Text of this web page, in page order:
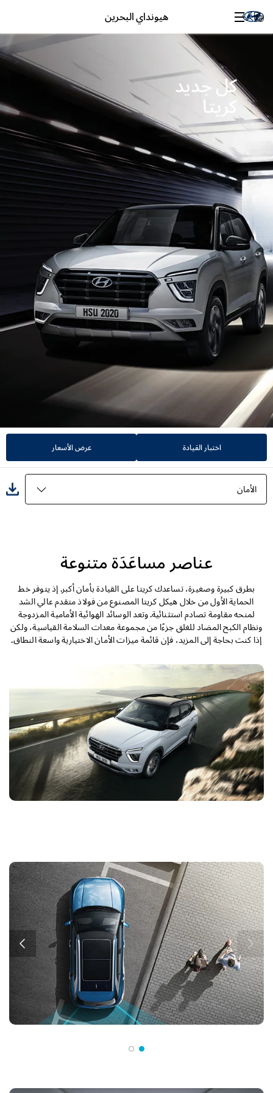
هيونداي البحرين
كل جديد
كريتا
اختبار القيادة عرض الأسعار
الأمان
التصميم الداخلي
الأداء
الأمان
الراحة
المواصفات
عناصر مساعَدَة متنوعة
بطرق كبيرة وصغيرة، تساعدك كريتا على القيادة بأمان أكبر. إذ يتوفر خط
الحماية الأول من خلال هيكل كريتا المصنوع من فولاذ متقدم عالي الشد
لمنحه مقاومة تصادم استثنائية. وتعد الوسائد الهوائية الأمامية المزدوجة
ونظام الكبح المضاد للغلق جزءًا من مجموعة معدات السلامة القياسية، ولكن
إذا كنت بحاجة إلى المزيد، فإن قائمة ميزات الأمان الاختيارية واسعة النطاق.